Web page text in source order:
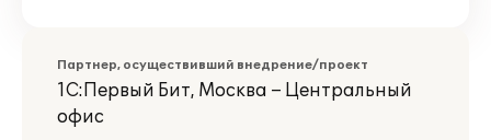
Партнер, осуществивший внедрение/проект
1С:Первый Бит, Москва – Центральный
офис